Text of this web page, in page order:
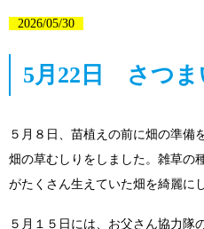
職員採
2026/05/30
5月22日 さつま
５月８日、苗植えの前に畑の準備
畑の草むしりをしました。雑草の
がたくさん生えていた畑を綺麗に
５月１５日には、お父さん協力隊